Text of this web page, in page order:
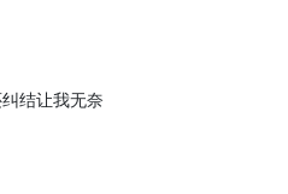
结让我无奈